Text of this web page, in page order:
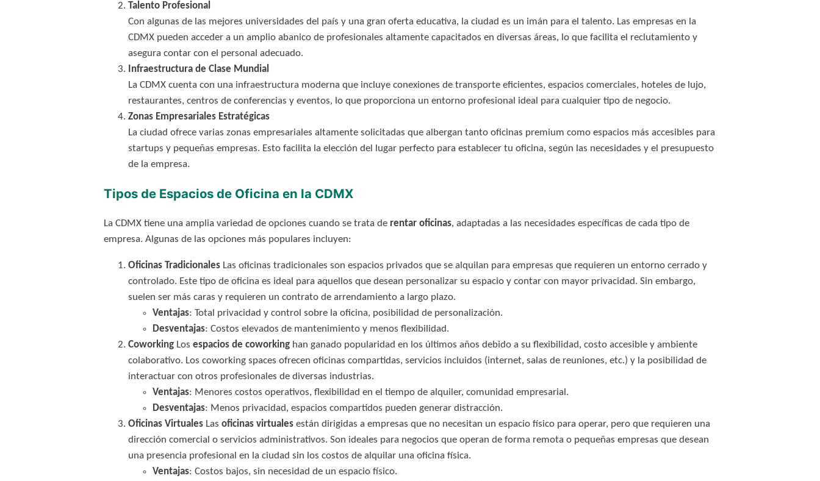
Talento Profesional
Con algunas de las mejores universidades del país y una gran oferta educativa, la ciudad es un imán para el talento. Las empresas en la
CDMX pueden acceder a un amplio abanico de profesionales altamente capacitados en diversas áreas, lo que facilita el reclutamiento y
asegura contar con el personal adecuado.
Infraestructura de Clase Mundial
La CDMX cuenta con una infraestructura moderna que incluye conexiones de transporte eficientes, espacios comerciales, hoteles de lujo,
restaurantes, centros de conferencias y eventos, lo que proporciona un entorno profesional ideal para cualquier tipo de negocio.
Zonas Empresariales Estratégicas
La ciudad ofrece varias zonas empresariales altamente solicitadas que albergan tanto oficinas premium como espacios más accesibles para
startups y pequeñas empresas. Esto facilita la elección del lugar perfecto para establecer tu oficina, según las necesidades y el presupuesto
de la empresa.
Tipos de Espacios de Oficina en la CDMX
La CDMX tiene una amplia variedad de opciones cuando se trata de rentar oficinas, adaptadas a las necesidades específicas de cada tipo de
empresa. Algunas de las opciones más populares incluyen:
Oficinas TradicionalesLas oficinas tradicionales son espacios privados que se alquilan para empresas que requieren un entorno cerrado y
controlado. Este tipo de oficina es ideal para aquellos que desean personalizar su espacio y contar con mayor privacidad. Sin embargo,
suelen ser más caras y requieren un contrato de arrendamiento a largo plazo.
Ventajas: Total privacidad y control sobre la oficina, posibilidad de personalización.
Desventajas: Costos elevados de mantenimiento y menos flexibilidad.
CoworkingLos espacios de coworkinghan ganado popularidad en los últimos años debido a su flexibilidad, costo accesible y ambiente
colaborativo. Los coworking spaces ofrecen oficinas compartidas, servicios incluidos (internet, salas de reuniones, etc.) y la posibilidad de
interactuar con otros profesionales de diversas industrias.
Ventajas: Menores costos operativos, flexibilidad en el tiempo de alquiler, comunidad empresarial.
Desventajas: Menos privacidad, espacios compartidos pueden generar distracción.
Oficinas VirtualesLas oficinas virtualesestán dirigidas a empresas que no necesitan un espacio físico para operar, pero que requieren una
dirección comercial o servicios administrativos. Son ideales para negocios que operan de forma remota o pequeñas empresas que desean
una presencia profesional en la ciudad sin los costos de alquilar una oficina física.
Ventajas: Costos bajos, sin necesidad de un espacio físico.